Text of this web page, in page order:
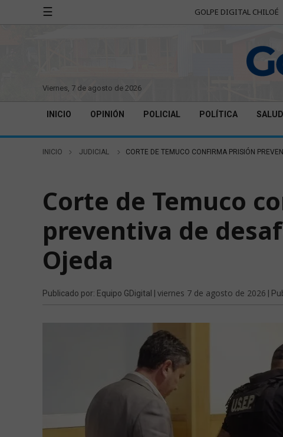
☰ GOLPE DIGITAL CHILOÉ
viernes, 7 de agosto de 2026
INICIO OPINIÓN POLICIAL POLÍTICA SALUD
INICIO JUDICIAL CORTE DE TEMUCO CONFIRMA PRISIÓN
Corte de Temuco
preventiva de
Ojeda
Publicado por: Equipo GDigital | viernes 7 de agosto de 2026 |